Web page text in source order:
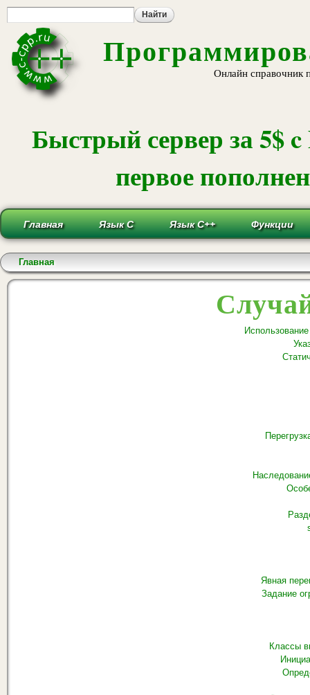
Онлайн справочник
Быстрый сервер за 5$
первое
Главная Язык С Язык С++ Функции
Вы здесь
Главная
Явная
Задание
Классы